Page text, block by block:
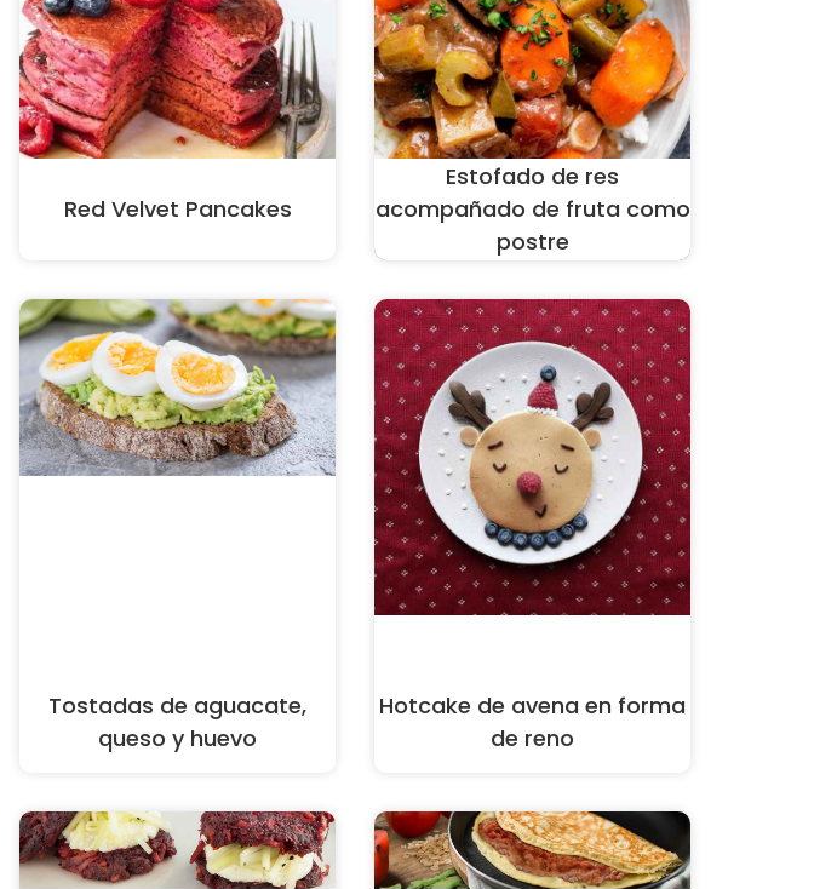
Red Velvet Pancakes
Estofado de res
acompañado de fruta como
postre
Tostadas de aguacate,
queso y huevo
Hotcake de avena en forma
de reno